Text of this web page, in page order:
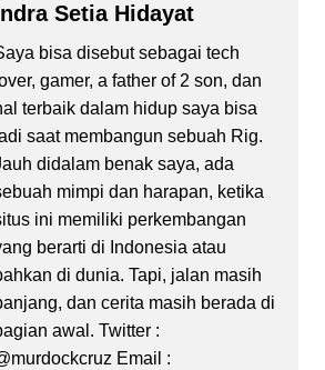
Setia Hidayat
bisa disebut sebagai tech
gamer, a father of 2 son, dan
terbaik dalam hidup saya bisa
saat membangun sebuah Rig.
didalam benak saya, ada
mimpi dan harapan, ketika
ini memiliki perkembangan
berarti di Indonesia atau
di dunia. Tapi, jalan masih
dan cerita masih berada di
awal. Twitter :
Email :